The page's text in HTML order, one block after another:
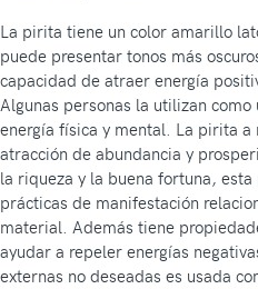
La pirita tiene un color amarillo
puede presentar tonos más
capacidad de atraer energía
Algunas personas la utilizan
energía física y mental. La pirita a
atracción de abundancia y
la riqueza y la buena fortuna,
prácticas de manifestación
material. Además tiene
ayudar a repeler energías
externas no deseadas es usada